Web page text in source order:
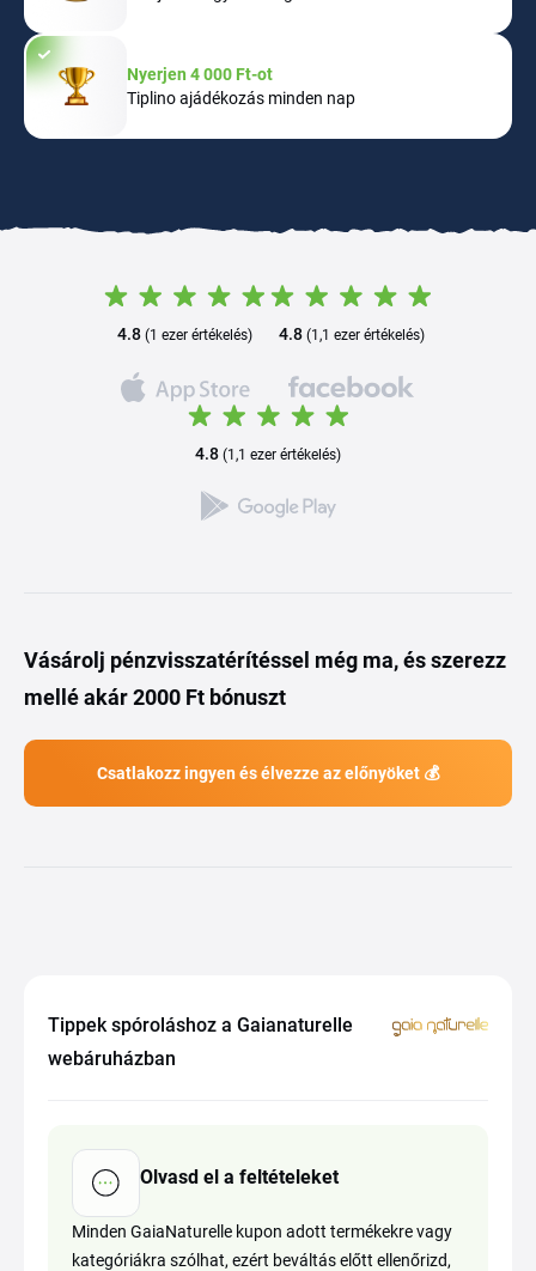
Nyerjen 4 000 Ft-ot
Tiplino ajádékozás minden nap
4.8 (1 ezer értékelés) 4.8(1,1 ezer értékelés)
4.8 (1,1 ezer értékelés)
Vásárolj pénzvisszatérítéssel még ma, és szerezz
mellé akár 2000 Ft bónuszt
Csatlakozz ingyen és élvezze az előnyöket 💰
Tippek spóroláshoz a Gaianaturelle
webáruházban
Olvasd el a feltételeket
Minden GaiaNaturelle kupon adott termékekre vagy
kategóriákra szólhat, ezért beváltás előtt ellenőrizd,